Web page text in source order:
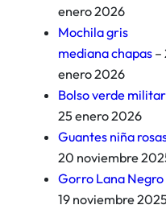
enero 2026
Mochila gris
mediana chapas –
enero 2026
Bolso verde militar
25 enero 2026
Guantes niña
20 noviembre
Gorro Lana Negro
19 noviembre